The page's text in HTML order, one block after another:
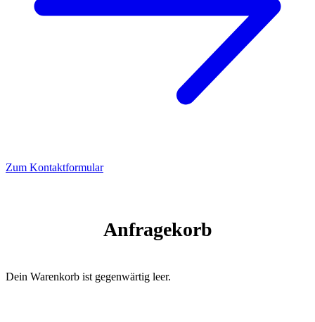
Zum Kontaktformular
Anfragekorb
Dein Warenkorb ist gegenwärtig leer.